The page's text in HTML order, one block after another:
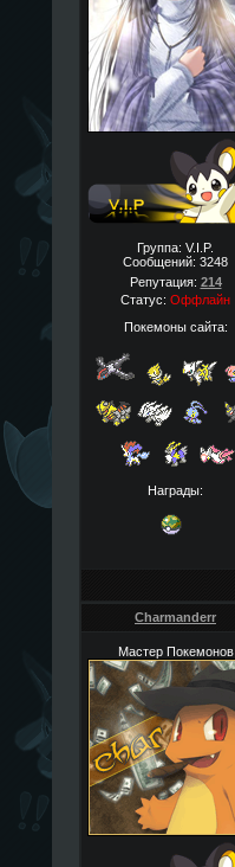
Группа: V.I.P.
Сообщений: 3248
Репутация: 214
Статус: Оффлайн
Покемоны сайта:
Награды:
Charmanderr
Мастер Покемонов